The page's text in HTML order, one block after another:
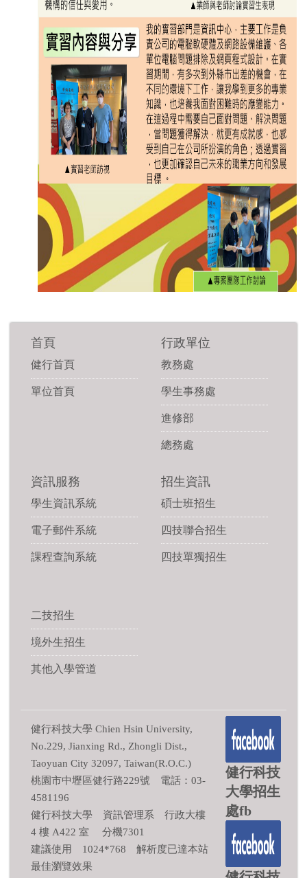
首頁
健行首頁
單位首頁
行政單位
教務處
學生事務處
進修部
總務處
資訊服務
學生資訊系統
電子郵件系統
課程查詢系統
招生資訊
碩士班招生
四技聯合招生
四技單獨招生
二技招生
境外生招生
其他入學管道
健行科技大學 Chien Hsin University,
No.229, Jianxing Rd., Zhongli Dist.,
Taoyuan City 32097, Taiwan(R.O.C.)
桃園市中壢區健行路229號 電話：03-
4581196
健行科技大學 資訊管理系 行政大樓
4 樓 A422 室 分機7301
建議使用 1024*768 解析度已達本站
最佳瀏覽效果
健行科技
大學招生
處fb